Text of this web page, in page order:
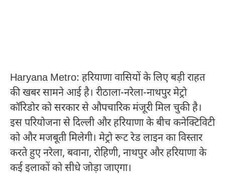
Haryana Metro: हरियाणा वासियों के लिए बड़ी राहत
की खबर सामने आई है। रीठाला-नरेला-नाथपुर मेट्रो
कॉरिडोर को सरकार से औपचारिक मंजूरी मिल चुकी है।
इस परियोजना से दिल्ली और हरियाणा के बीच कनेक्टिविटी
को और मजबूती मिलेगी। मेट्रो रूट रेड लाइन का विस्तार
करते हुए नरेला, बवाना, रोहिणी, नाथपुर और हरियाणा के
कई इलाकों को सीधे जोड़ा जाएगा।